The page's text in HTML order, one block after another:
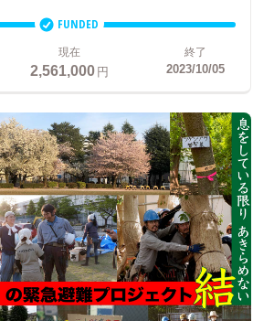
FUNDED
現在
2,561,000円
終了
2023/10/05